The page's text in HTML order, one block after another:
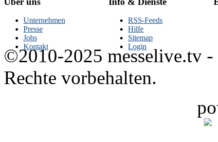
Unternehmen
Presse
Jobs
Kontakt
RSS-Feeds
Hilfe
Sitemap
Login
©2010-2025 messelive.tv -
Rechte vorbehalten.